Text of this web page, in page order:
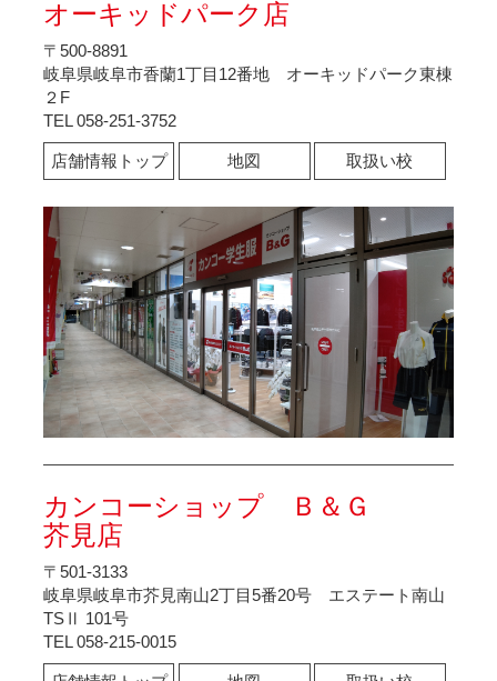
オーキッドパーク店
〒500-8891
岐阜県岐阜市香蘭1丁目12番地 オーキッドパーク東棟
２F
TEL 058-251-3752
店舗情報トップ 地図 取扱い校
カンコーショップ Ｂ＆Ｇ
芥見店
〒501-3133
岐阜県岐阜市芥見南山2丁目5番20号 エステート南山
TSⅡ 101号
TEL 058-215-0015